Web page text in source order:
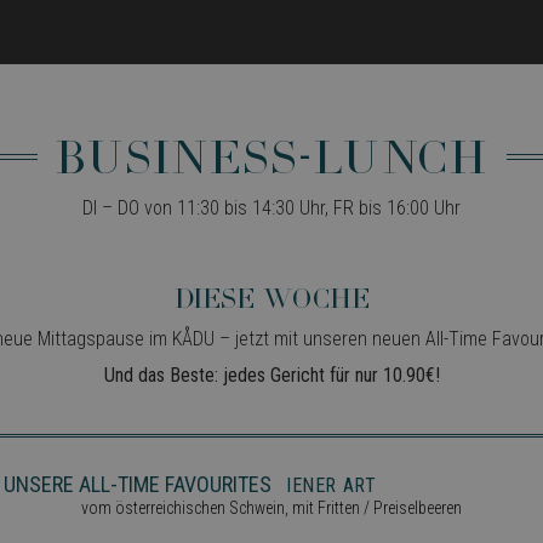
Business-LuncH
DI – DO von 11:30 bis 14:30 Uhr, FR bis 16:00 Uhr
Diese woche
Mittagspause im KÅDU – jetzt mit unseren neuen All-Time
Und das Beste: jedes Gericht für nur 10.90€!
UNSERE ALL-TIME FAVOURITES
SCHNITZEL WIENER ART
vom österreichischen Schwein, mit Fritten / Preiselbeeren